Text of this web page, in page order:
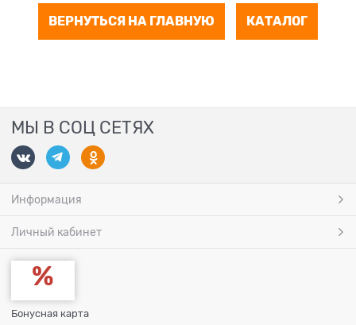
ВЕРНУТЬСЯ НА ГЛАВНУЮ КАТАЛОГ
МЫ В СОЦ СЕТЯХ
Информация
Личный кабинет
Бонусная карта